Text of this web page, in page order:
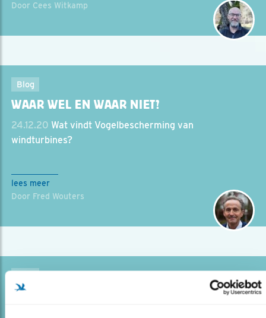
Door Cees Witkamp
Blog
WAAR WEL EN WAAR NIET?
24.12.20 Wat vindt Vogelbescherming van
windturbines?
lees meer
Door Fred Wouters
WIJ BESCHERMEN SCHOONHEID